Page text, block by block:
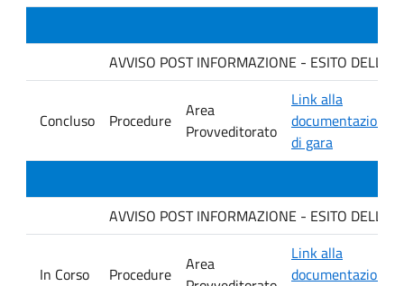
AVVISO POST INFORMAZIONE - ESITO
Concluso Procedure
Area
Provveditorato
Link alla
documentazione
di gara
AVVISO POST INFORMAZIONE - ESITO
In Corso Procedure
Area
Link alla
documentazione